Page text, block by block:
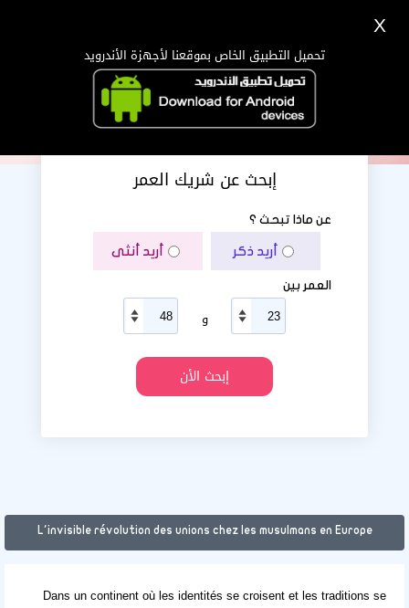
إبحث عن شريك العمر
عن ماذا تبحث ؟
أريد ذكر أريد أنثى
العمر بين
و
L'invisible révolution des unions chez les musulmans en Europe
Dans un continent où les identités se croisent et les traditions se
X
تحميل التطبيق الخاص بموقعنا لأجهزة الأندرويد